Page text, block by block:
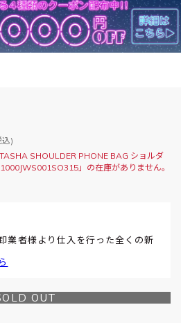
込)
SHOULDER PHONE BAG ショルダ
」の在庫がありません。
業者様より仕入を行った全くの新
OUT